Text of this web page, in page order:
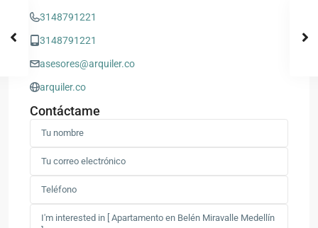
3148791221
3148791221
asesores@arquiler.co
arquiler.co
Contáctame